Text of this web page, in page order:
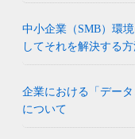
中小企業（SMB）環
してそれを解決する
企業における「デー
について